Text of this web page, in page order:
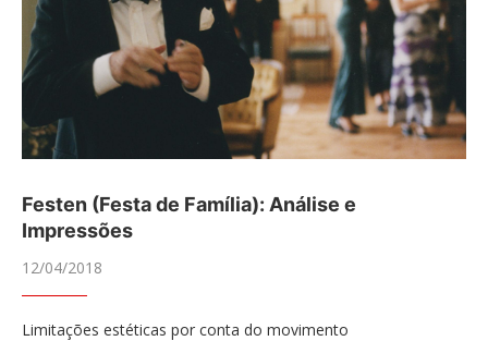
Festen (Festa de Família): Análise e
Impressões
12/04/2018
Limitações estéticas por conta do movimento